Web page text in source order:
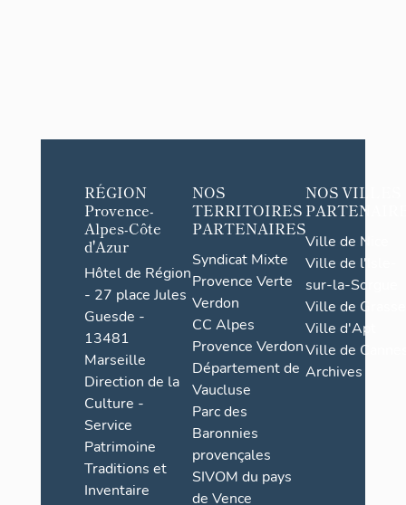
RÉGION
Provence-
Alpes-Côte
d'Azur
Hôtel de Région
- 27 place Jules
Guesde -
13481
Marseille
Direction de la
Culture -
Service
Patrimoine
Traditions et
Inventaire
NOS
TERRITOIRES
PARTENAIRES
Syndicat Mixte
Provence Verte
Verdon
CC Alpes
Provence Verdon
Département de
Vaucluse
Parc des
Baronnies
provençales
SIVOM du pays
de Vence
NOS VILLES
Ville de Nice
Ville de l'Isle-
sur-la-Sorgue
Ville de Grasse
Ville d'Apt
Ville de
Archives